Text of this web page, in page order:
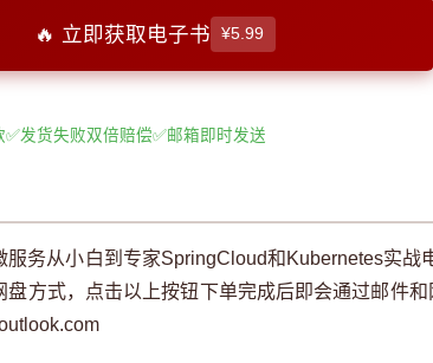
🔥 立即获取电子书 ¥5.99
✅发货失败双倍赔偿✅邮箱即时发送
服务从小白到专家SpringCloud和Kubernetes实战
盘方式，点击以上按钮下单完成后即会通过邮件